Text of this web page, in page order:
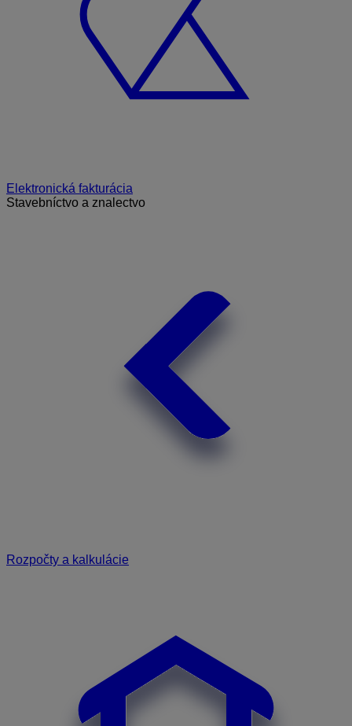
Elektronická fakturácia
Stavebníctvo a znalectvo
Rozpočty a kalkulácie